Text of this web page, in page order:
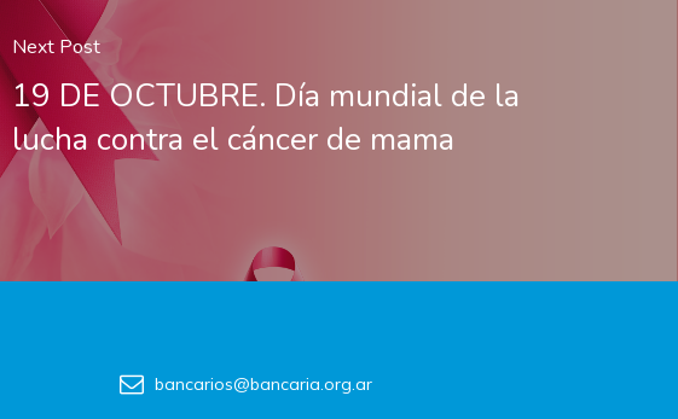
Next Post
19 DE OCTUBRE. Día mundial de la
lucha contra el cáncer de mama
bancarios@bancaria.org.ar